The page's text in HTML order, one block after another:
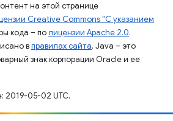
на этой странице
Creative Commons "С указанием
кода – полицензии Apache 2.0.
вправилах сайта. Java – это
знак корпорации Oracle и ее
2019-05-02 UTC.